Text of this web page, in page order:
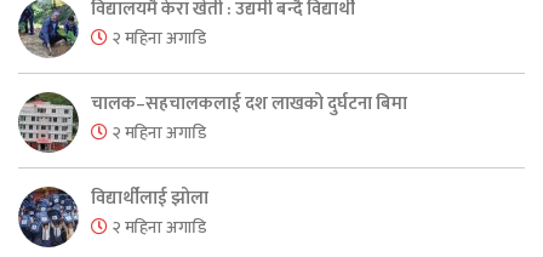
विद्यालयमै केरा खेती : उद्यमी बन्दै विद्यार्थी
२ महिना अगाडि
चालक–सहचालकलाई दश लाखको दुर्घटना बिमा
२ महिना अगाडि
विद्यार्थीलाई झोला
२ महिना अगाडि